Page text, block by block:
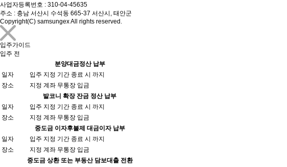
사업자등록번호 : 310-04-45635
주소 : 충남 서산시 수석동 665-37 서산시, 태안군
Copyright(C) samsungexAll rights reserved.
입주가이드
입주 전
분양대금정산 납부
일자
입주 지정 기간 종료 시 까지
장소
지정 계좌 무통장 입금
발코니 확장 잔금 정산 납부
일자
입주 지정 기간 종료 시 까지
장소
지정 계좌 무통장 입금
중도금 이자후불제 대금이자 납부
일자
입주 지정 기간 종료 시 까지
장소
지정 계좌 무통장 입금
중도금 상환 또는 부동산 담보대출 전환